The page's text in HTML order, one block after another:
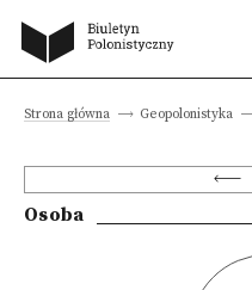
Strona główna Geopolonistyka
Osoba